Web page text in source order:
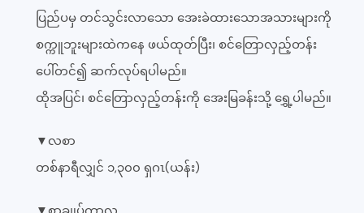
ပြည်ပမှ တင်သွင်းလာသော အေးခဲထားသောအသားများကို
စက္ကူဘူးများထဲကနေ ဖယ်ထုတ်ပြီး၊ စင်တြောလှည့်တန်း
ပေါ်တင်၍ ဆက်လုပ်ရပါမည်။
ထိုအပြင်၊ စင်တြောလှည့်တန်းကို အေးမြခန်းသို့ ရွှေ့ပါမည်။
▼လစာ
တစ်နာရီလျှင် ၁,၃၀၀ ရှဂၤ(ယန်း)